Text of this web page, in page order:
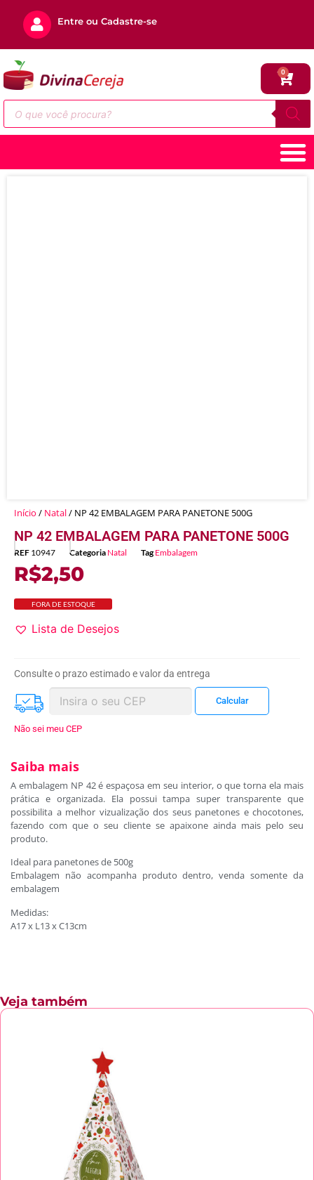
Entre ou Cadastre-se
0
Início / Natal/ NP 42 EMBALAGEM PARA PANETONE 500G
NP 42 EMBALAGEM PARA PANETONE 500G
REF 10947 Categoria Natal Tag Embalagem
R$2,50
FORA DE ESTOQUE
Lista de Desejos
Consulte o prazo estimado e valor da entrega
Não sei meu CEP
Saiba mais
A embalagem NP 42 é espaçosa em seu interior, o que torna ela mais
prática e organizada. Ela possui tampa super transparente que
possibilita a melhor vizualização dos seus panetones e chocotones,
fazendo com que o seu cliente se apaixone ainda mais pelo seu
produto.
Ideal para panetones de 500g
Embalagem não acompanha produto dentro, venda somente da
embalagem
Medidas:
A17 x L13 x C13cm
Veja também